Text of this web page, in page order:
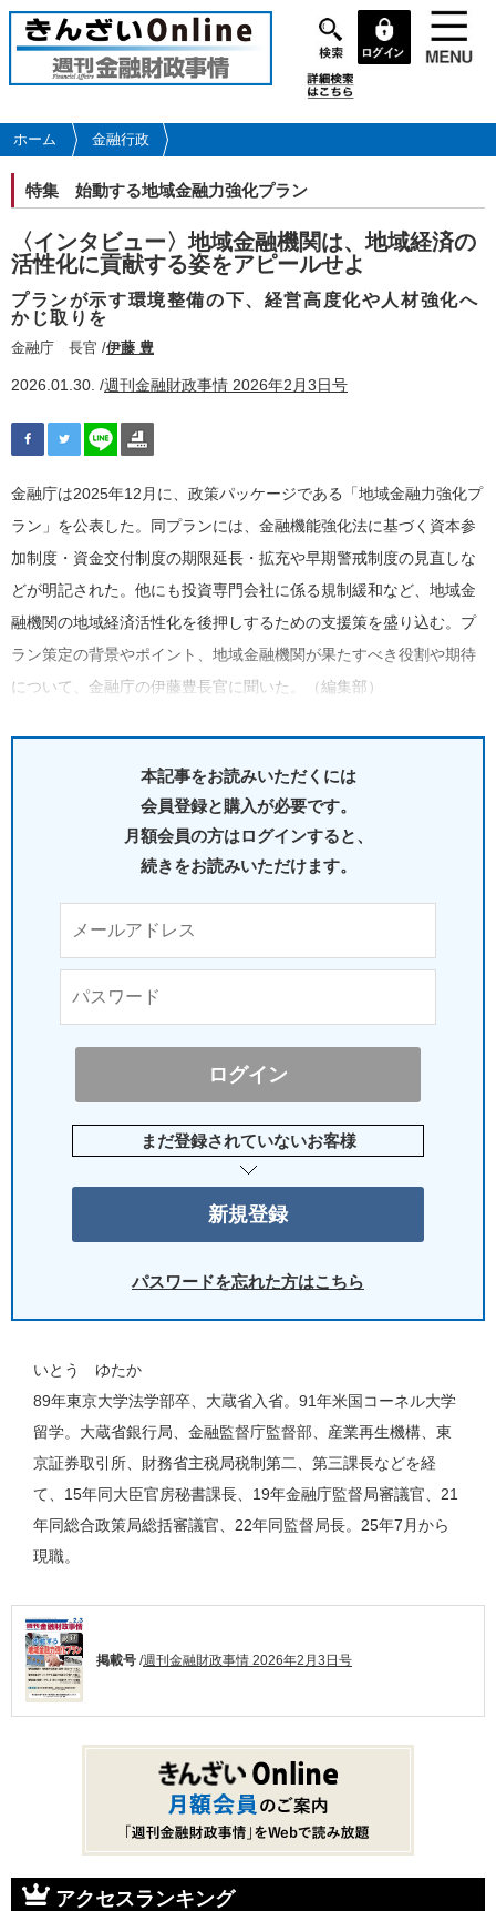
メ
イ
コ
ン
ツ
に
移
動
ホーム 金融行政
特集 始動する地域金融力強化プラン
〈インタビュー〉地域金融機関は、地域経済の
活性化に貢献する姿をアピールせよ
プランが示す環境整備の下、経営高度化や人材強化へ
かじ取りを
金融庁 長官 /伊藤 豊
2026.01.30. /週刊金融財政事情 2026年2月3日号
金融庁は2025年12月に、政策パッケージである「地域金融力強化プ
ラン」を公表した。同プランには、金融機能強化法に基づく資本参
加制度・資金交付制度の期限延長・拡充や早期警戒制度の見直しな
どが明記された。他にも投資専門会社に係る規制緩和など、地域金
融機関の地域経済活性化を後押しするための支援策を盛り込む。プ
ラン策定の背景やポイント、地域金融機関が果たすべき役割や期待
について、金融庁の伊藤豊長官に聞いた。（編集部）
本記事をお読みいただくには
会員登録と購入が必要です。
月額会員の方はログインすると、
続きをお読みいただけます。
まだ登録されていないお客様
パスワードを忘れた方はこちら
いとう ゆたか
89年東京大学法学部卒、大蔵省入省。91年米国コーネル大学
留学。大蔵省銀行局、金融監督庁監督部、産業再生機構、東
京証券取引所、財務省主税局税制第二、第三課長などを経
て、15年同大臣官房秘書課長、19年金融庁監督局審議官、21
年同総合政策局総括審議官、22年同監督局長。25年7月から
現職。
掲載号 /週刊金融財政事情 2026年2月3日号
アクセスランキング